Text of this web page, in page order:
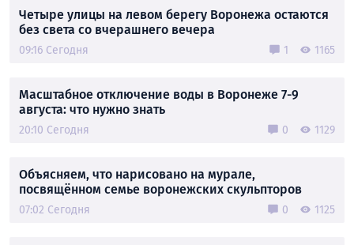
Четыре улицы на левом берегу Воронежа остаются
без света со вчерашнего вечера
09:16 Сегодня 1 1165
Масштабное отключение воды в Воронеже 7-9
августа: что нужно знать
20:10 Сегодня 0 1129
Объясняем, что нарисовано на мурале,
посвящённом семье воронежских скульпторов
07:02 Сегодня 0 1125